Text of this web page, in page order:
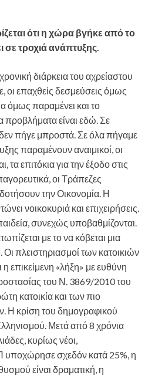
ότι η χώρα βγήκε από το
σε τροχιά ανάπτυξης.
διάρκεια του αχρείαστου
οι επαχθείς δεσμεύσεις όμως
όμως παραμένει και το
προβλήματα είναι εδώ. Σε
πήγε μπροστά. Σε όλα πήγαμε
παραμένουν αναιμικοί, οι
τα επιτόκια για την έξοδο στις
οι Τράπεζες
την Οικονομία. Η
νοικοκυριά και επιχειρήσεις.
συνεχώς υποβαθμίζονται.
με το να κόβεται μια
πλειστηριασμοί των κατοικιών
επικείμενη «λήξη» με ευθύνη
του Ν. 3869/2010 του
κατοικία και των πιο
Η κρίση του δημογραφικού
Μετά από 8 χρόνια
κυρίως νέοι,
υποχώρησε σχεδόν κατά 25%, η
είναι δραματική, η